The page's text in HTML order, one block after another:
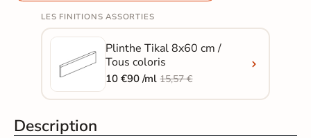
LES FINITIONS ASSORTIES
Plinthe Tikal 8x60 cm /
Tous coloris
10 €90 /ml15,57 €
Description